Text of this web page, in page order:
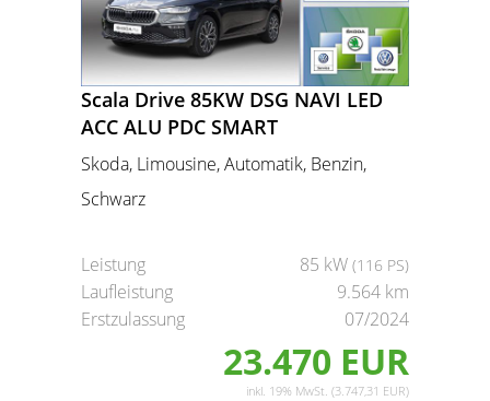
Scala Drive 85KW DSG NAVI LED
ACC ALU PDC SMART
Skoda, Limousine, Automatik, Benzin,
Schwarz
Leistung 85 kW (116 PS)
Laufleistung
9.564 km
Erstzulassung
07/2024
23.470 EUR
inkl. 19% MwSt. (3.747,31 EUR)